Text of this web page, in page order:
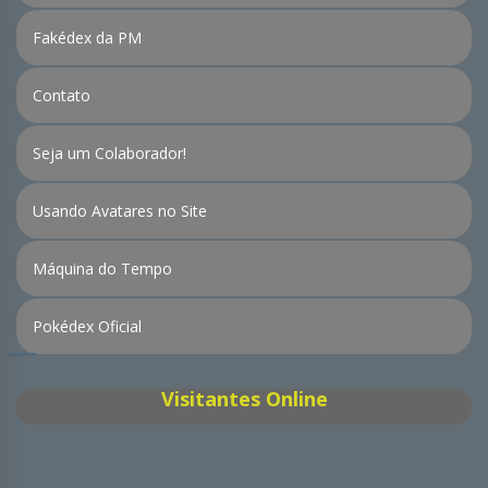
Fakédex da PM
Contato
Seja um Colaborador!
Usando Avatares no Site
Máquina do Tempo
Pokédex Oficial
Visitantes Online